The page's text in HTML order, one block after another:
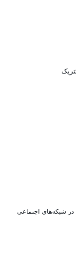
شبکه‌های اجتماعی